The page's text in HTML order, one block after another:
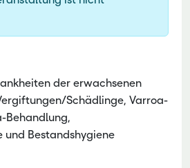
der erwachsenen
Schädlinge, Varroa-
Behandlung,
und Bestandshygiene